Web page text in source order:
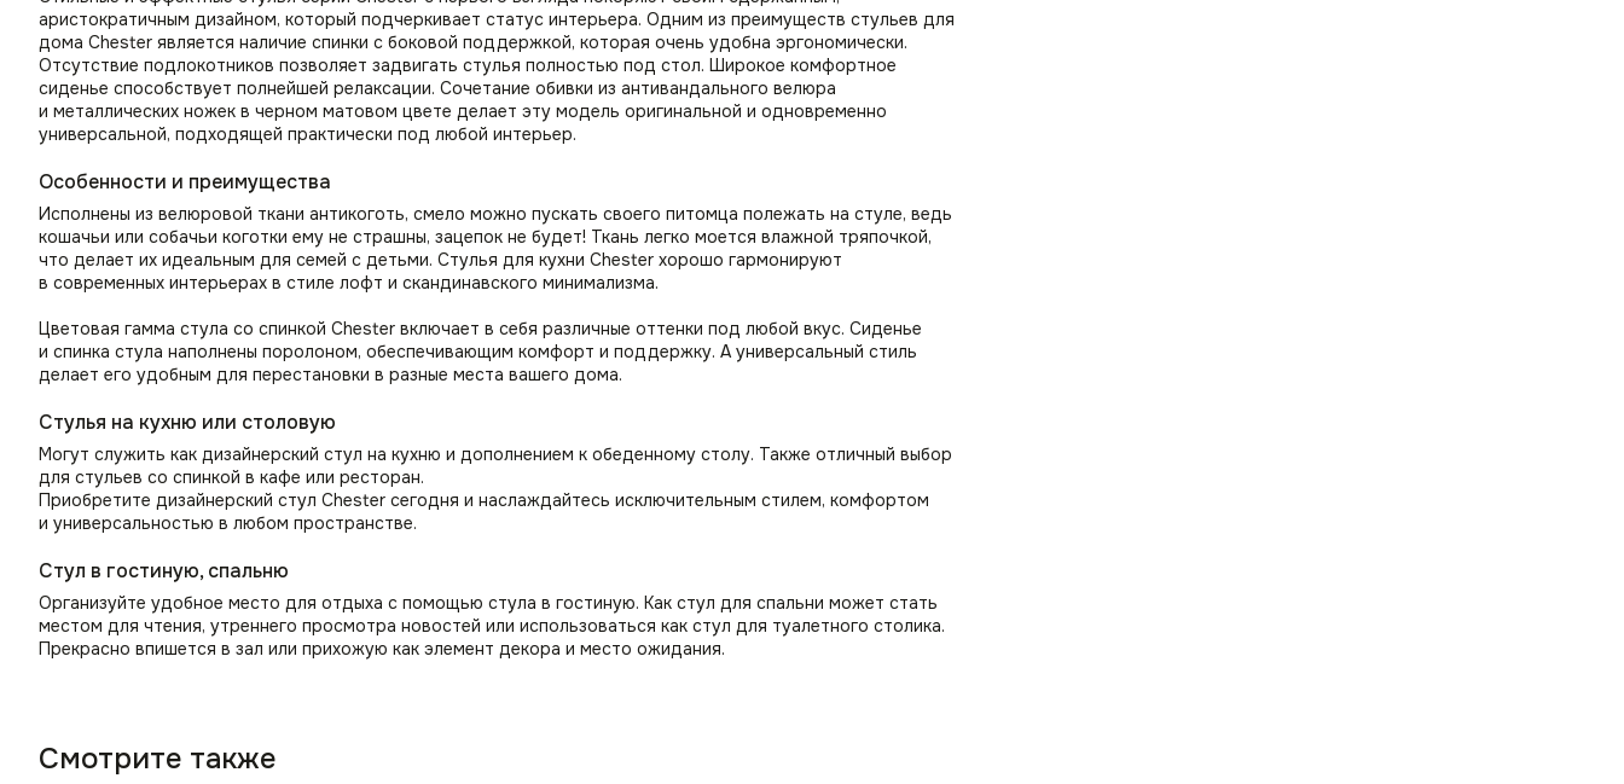
аристократичным дизайном, который подчеркивает статус интерьера. Одним из преимуществ стульев для
дома Chester является наличие спинки с боковой поддержкой, которая очень удобна эргономически.
Отсутствие подлокотников позволяет задвигать стулья полностью под стол. Широкое комфортное
сиденье способствует полнейшей релаксации. Сочетание обивки из антивандального велюра
и металлических ножек в черном матовом цвете делает эту модель оригинальной и одновременно
универсальной, подходящей практически под любой интерьер.
Особенности и преимущества
Исполнены из велюровой ткани антикоготь, смело можно пускать своего питомца полежать на стуле, ведь
кошачьи или собачьи коготки ему не страшны, зацепок не будет! Ткань легко моется влажной тряпочкой,
что делает их идеальным для семей с детьми. Стулья для кухни Chester хорошо гармонируют
в современных интерьерах в стиле лофт и скандинавского минимализма.
Цветовая гамма стула со спинкой Chester включает в себя различные оттенки под любой вкус. Сиденье
и спинка стула наполнены поролоном, обеспечивающим комфорт и поддержку. А универсальный стиль
делает его удобным для перестановки в разные места вашего дома.
Стулья на кухню или столовую
Могут служить как дизайнерский стул на кухню и дополнением к обеденному столу. Также отличный выбор
для стульев со спинкой в кафе или ресторан.
Приобретите дизайнерский стул Chester сегодня и наслаждайтесь исключительным стилем, комфортом
и универсальностью в любом пространстве.
Стул в гостиную, спальню
Организуйте удобное место для отдыха с помощью стула в гостиную. Как стул для спальни может стать
местом для чтения, утреннего просмотра новостей или использоваться как стул для туалетного столика.
Прекрасно впишется в зал или прихожую как элемент декора и место ожидания.
Смотрите также